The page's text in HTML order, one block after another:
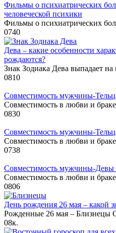
Фильмы о психиатрических
человеческой психики
Фильмы о психиатрических
0740
Дева – какие особенности
рождаются?
Знак Зодиака Дева выпадает
0810
Совместимость мужчины-
Совместимость в любви и
0830
Совместимость мужчины-
Совместимость в любви и
0738
Совместимость мужчины-
Совместимость в любви и
0806
День рождения 26 мая – какой
Рожденные 26 мая – Близнецы
08к.